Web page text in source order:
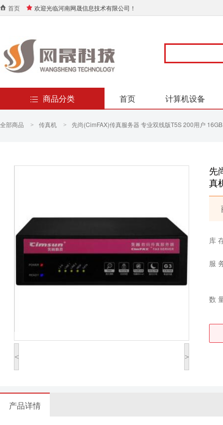
首页 欢迎光临河南网晟信息技术有限公司！
商品分类 首页 计算机设备
全部商品 > 传真机 > 先尚(CimFAX)传真服务器 专业双线版T5S 200用户
< >
先
真
库
服
数
产品详情